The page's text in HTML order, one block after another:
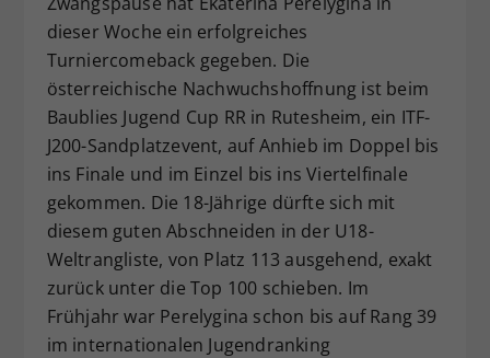
dieser Woche ein erfolgreiches
Turniercomeback gegeben. Die
österreichische Nachwuchshoffnung ist beim
Baublies Jugend Cup RR in Rutesheim, ein ITF-
J200-Sandplatzevent, auf Anhieb im Doppel bis
ins Finale und im Einzel bis ins Viertelfinale
gekommen. Die 18-Jährige dürfte sich mit
diesem guten Abschneiden in der U18-
Weltrangliste, von Platz 113 ausgehend, exakt
zurück unter die Top 100 schieben. Im
Frühjahr war Perelygina schon bis auf Rang 39
im internationalen Jugendranking
Zweck
Dieser Wert speichert Ihre Consent-
Einstellungen. Unter anderem eine
zufällig generierte ID, für die
historische Speicherung Ihrer
vorgenommen Einstellungen, falls der
Webseiten-Betreiber dies eingestellt
hat.